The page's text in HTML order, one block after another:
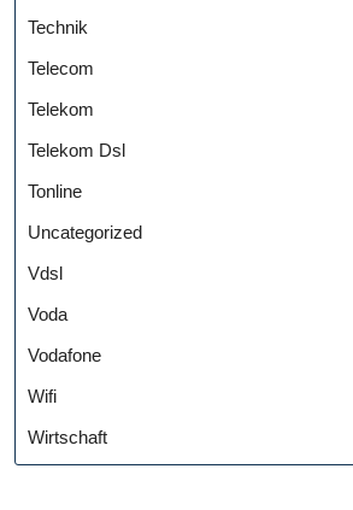
Technik
Telecom
Telekom
Telekom Dsl
Tonline
Uncategorized
Vdsl
Voda
Vodafone
Wifi
Wirtschaft